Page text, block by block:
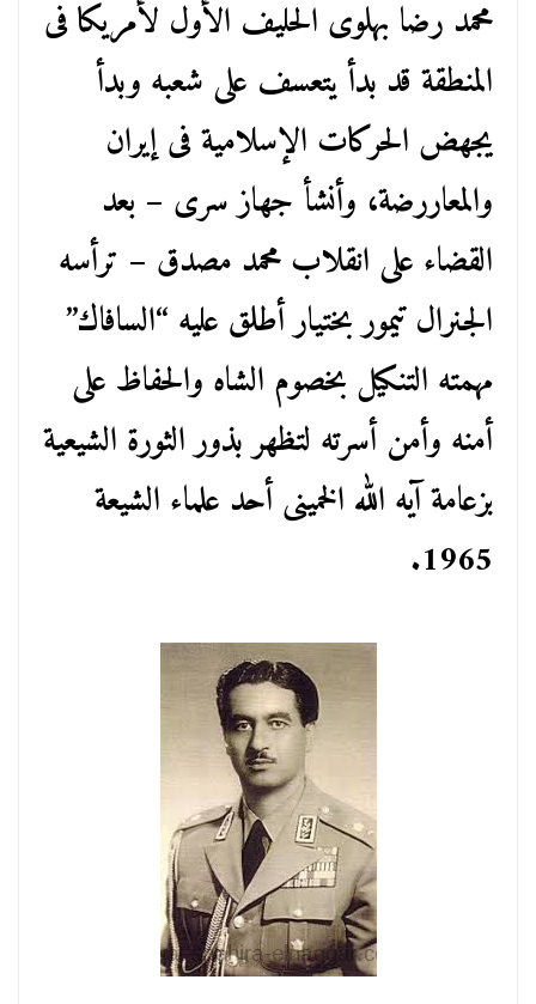
محمد رضا بهلوى الحليف الأول لأمريكا فى
المنطقة قد بدأ يتعسف على شعبه وبدأ
يجهض الحركات الإسلامية فى إيران
والمعاررضة، وأنشأ جهاز سرى – بعد
القضاء على انقلاب محمد مصدق – ترأسه
الجنرال تيمور بختيار أطلق عليه “السافاك”
مهمته التنكيل بخصوم الشاه والحفاظ على
أمنه وأمن أسرته لتظهر بذور الثورة الشيعية
بزعامة آيه الله الخمينى أحد علماء الشيعة
1965.